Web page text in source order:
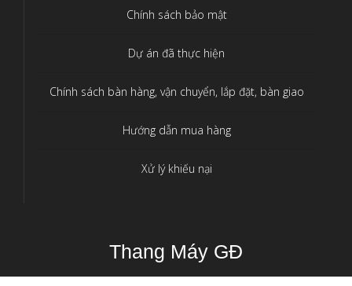
Chính sách bảo mật
Dự án đã thực hiện
Chính sách bàn hàng, vận chuyển, lắp đặt, bàn giao
Hướng dẫn mua hàng
Xử lý khiếu nại
Thang Máy GĐ